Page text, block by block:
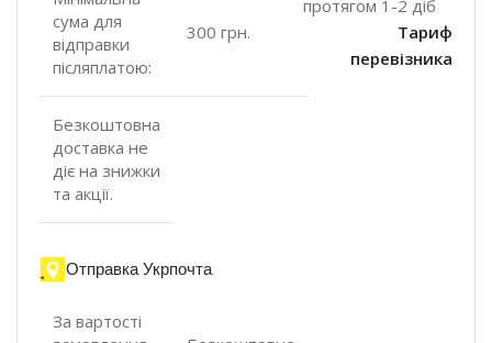
сума для
відправки
післяплатою:
300 грн.
Безкоштовна
доставка не
діє на знижки
та акції.
протягом 1-2 діб
Тариф
перевізника
Отправка Укрпочта
За вартості